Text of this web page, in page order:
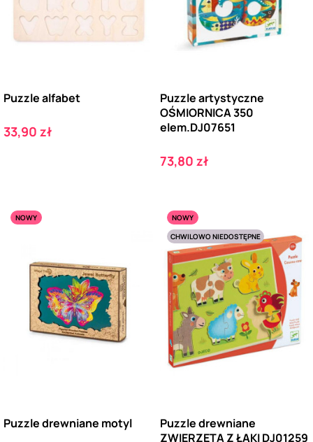
Puzzle alfabet
Cena
33,90 zł
Puzzle artystyczne
OŚMIORNICA 350
elem.DJ07651
Cena
73,80 zł
NOWY
Puzzle drewniane motyl
NOWY
CHWILOWO NIEDOSTĘPNE
Puzzle drewniane
ZWIERZĘTA Z ŁĄKI DJ01259